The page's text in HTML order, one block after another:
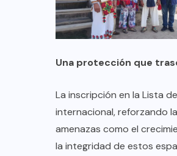
Una protección que
La inscripción en la Lista
internacional, reforzando
amenazas como el
la integridad de estos